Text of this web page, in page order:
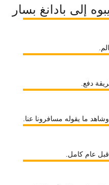
إلى بادانغ بسار
ما يقوله مسافرونا عنا.
عام كامل.